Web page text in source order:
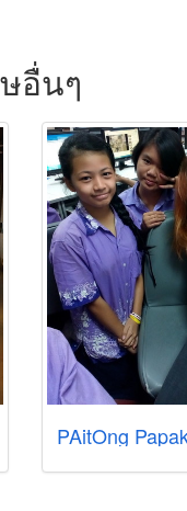
อื่นๆ
PAitOng